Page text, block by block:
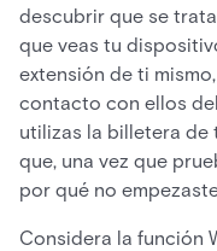
descubrir que se
que veas tu
extensión de ti
contacto con ellos
utilizas la billetera de
que, una vez que
por qué no
Considera la función